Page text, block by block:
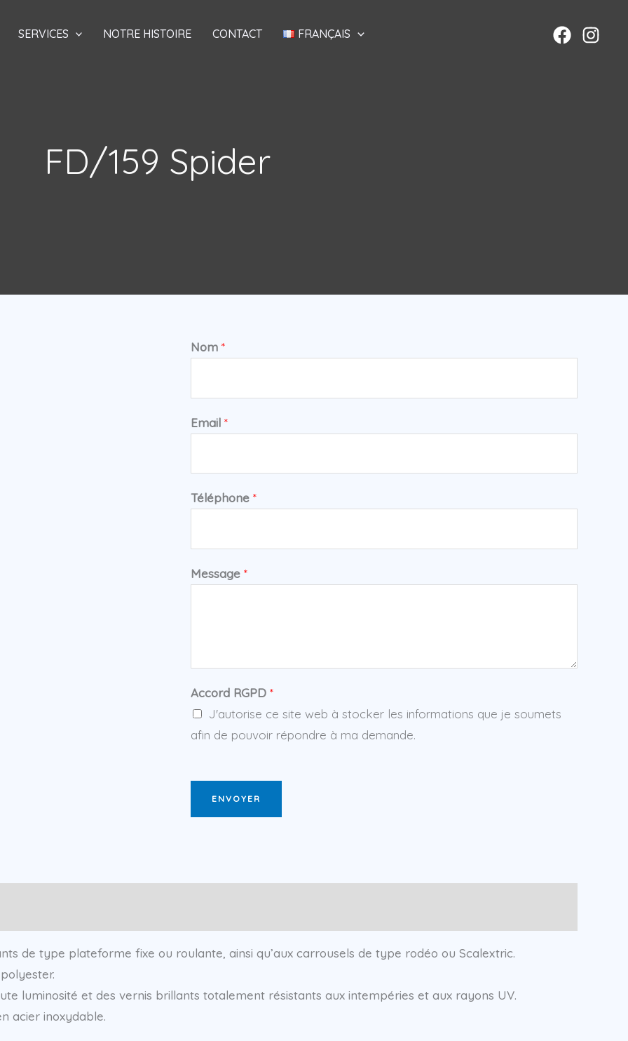
SERVICES NOTRE HISTOIRE CONTACT FRANÇAIS
FD/159 Spider
Nom *
Email *
Téléphone *
Message *
Accord RGPD *
J'autorise ce site web à stocker les informations que je soumets
afin de pouvoir répondre à ma demande.
ENVOYER
de type plateforme fixe ou roulante, ainsi qu’aux carrousels de type rodéo ou Scalextric.
luminosité et des vernis brillants totalement résistants aux intempéries et aux rayons UV.
acier inoxydable.